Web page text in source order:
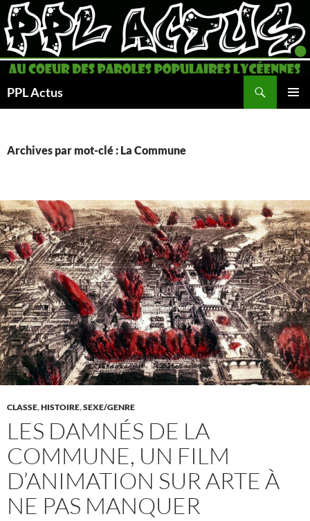
Aller
au
contenu
PPL Actus
Archives par mot-clé : La Commune
CLASSE,HISTOIRE,SEXE/GENRE
LES DAMNÉS DE LA
COMMUNE, UN FILM
D’ANIMATION SUR ARTE À
NE PAS MANQUER